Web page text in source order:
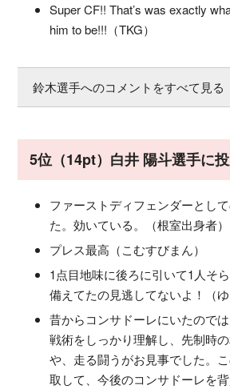
Super CF!! That’s was exactly
him to be!!!（TKG）
鈴木選手へのコメントをすべて見る
5位（14pt）白井 陽斗選手に
ファーストディフェンダーとし
た。効いている。（根室出身者）
プレス最高（こむすびまん）
1点目地味に後ろに引いて1人そ
備えてたの見逃してないよ！（ゆ
昔からコンサドーレにいたのでは
戦術をしっかり理解し、先制時
や、走る闘うがお見事でした。
取して、今後のコンサドーレを背